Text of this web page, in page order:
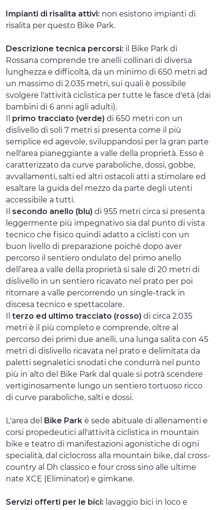
Impianti di risalita attivi: non esistono impianti di
risalita per questo Bike Park.
Descrizione tecnica percorsi: il Bike Park di
Rossana comprende tre anelli collinari di diversa
lunghezza e difficoltà, da un minimo di 650 metri ad
un massimo di 2.035 metri, sui quali è possibile
svolgere l'attività ciclistica per tutte le fasce d'età (dai
bambini di 6 anni agli adulti).
primo tracciato (verde) di 650 metri con un
dislivello di soli 7 metri si presenta come il più
semplice ed agevole, sviluppandosi per la gran parte
nell'area pianeggiante a valle della proprietà. Esso è
caratterizzato da curve paraboliche, dossi, gobbe,
avvallamenti, salti ed altri ostacoli atti a stimolare ed
esaltare la guida del mezzo da parte degli utenti
accessibile a tutti.
secondo anello (blu) di 955 metri circa si presenta
leggermente più impegnativo sia dal punto di vista
tecnico che fisico quindi adatto a ciclisti con un
buon livello di preparazione poiché dopo aver
percorso il sentiero ondulato del primo anello
dell’area a valle della proprietà si sale di 20 metri di
dislivello in un sentiero ricavato nel prato per poi
ritornare a valle percorrendo un single-track in
discesa tecnico e spettacolare.
terzo ed ultimo tracciato (rosso) di circa 2.035
metri è il più completo e comprende, oltre al
percorso dei primi due anelli, una lunga salita con 45
metri di dislivello ricavata nel prato e delimitata da
paletti segnaletici snodati che condurrà nel punto
più in alto del Bike Park dal quale si potrà scendere
vertiginosamente lungo un sentiero tortuoso ricco
di curve paraboliche, salti e dossi.
L'area del Bike Park è sede abituale di allenamenti e
corsi propedeutici all'attività ciclistica in mountain
bike e teatro di manifestazioni agonistiche di ogni
specialità, dal ciclocross alla mountain bike, dal cross-
country al Dh classico e four cross sino alle ultime
nate XCE (Eliminator) e gimkane.
Servizi offerti per le bici: lavaggio bici in loco e